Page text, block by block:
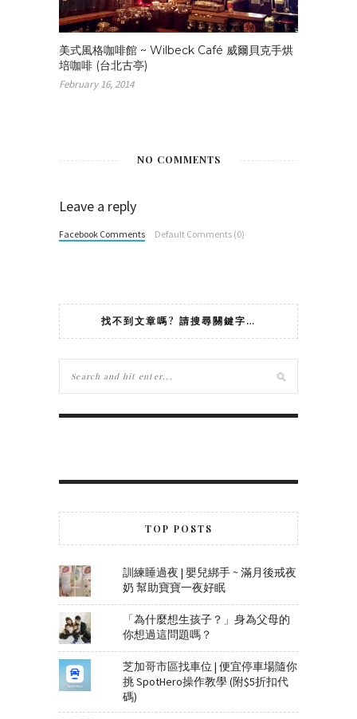
美式風格咖啡館 ~ Wilbeck Café 威爾貝克手烘
培咖啡 (台北古亭)
February 16, 2014
NO COMMENTS
Leave a reply
Facebook Comments Default Comments (0)
找不到文章嗎? 請搜尋關鍵字…
TOP POSTS
訓練睡過夜 | 嬰兒綁手 ~ 滿月後戒夜
奶 幫助寶寶一夜好眠
「為什麼想生孩子？」身為父母的
你想過這問題嗎？
芝加哥市區找車位 | 便宜停車場隨你
挑 SpotHero操作教學 (附$5折扣代
碼)